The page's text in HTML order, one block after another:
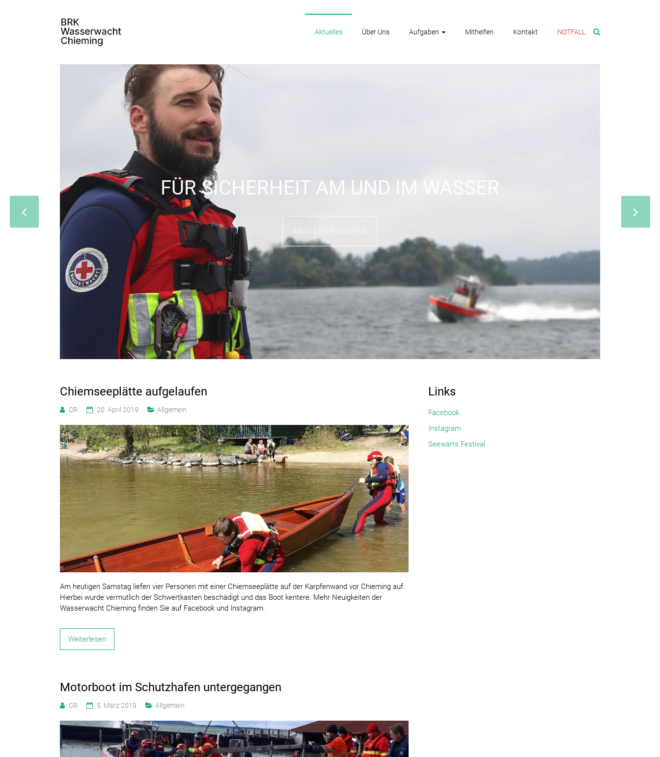
Aktuelles Über Uns Aufgaben Mithelfen Kontakt NOTFALL
FÜR SICHERHEIT AM UND IM WASSER
ABSICHERUNGEN
Chiemseeplätte aufgelaufen
CR 20. April 2019 Allgemein
Am heutigen Samstag liefen vier Personen mit einer Chiemseeplätte auf der Karpfenwand vor Chieming auf.
Hierbei wurde vermutlich der Schwertkasten beschädigt und das Boot kentere. Mehr Neuigkeiten der
Wasserwacht Chieming finden Sie auf Facebook und Instagram.
Weiterlesen
Motorboot im Schutzhafen untergegangen
CR 5. März 2019 Allgemein
Links
Facebook
Instagram
Seewärts Festival